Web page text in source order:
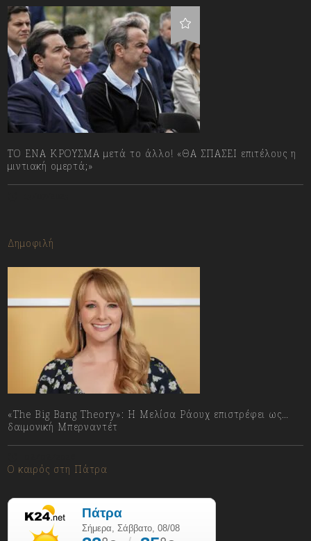
ΤΟ ΕΝΑ ΚΡΟΥΣΜΑ μετά το άλλο! «ΘΑ ΣΠΑΣΕΙ επιτέλους η
μιντιακή ομερτά;»
Δημοφιλή
«The Big Bang Theory»: Η Μελίσα Ράουχ επιστρέφει ως…
δαιμονική Μπερναντέτ
Ο καιρός στη Πάτρα